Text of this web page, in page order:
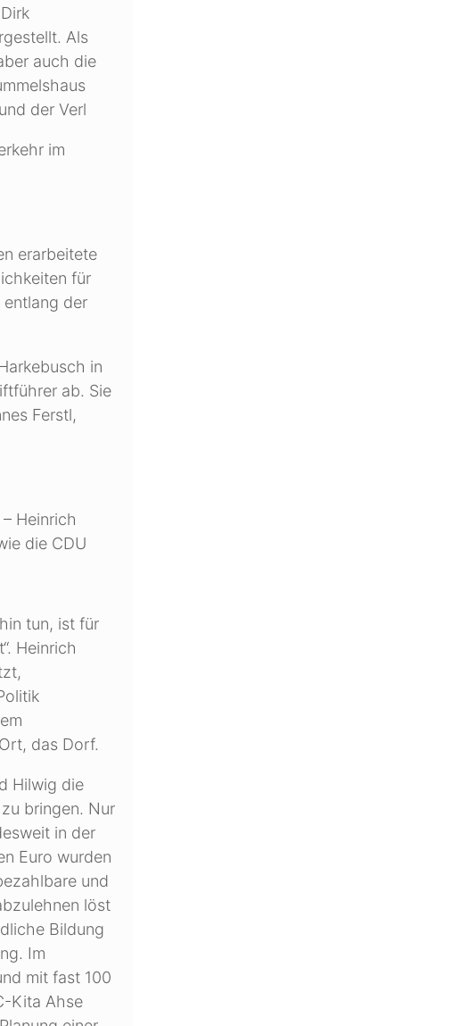
Als
auch die
der Verl
im
erarbeitete
für
entlang der
in
ab. Sie
Ferstl,
Heinrich
die CDU
tun, ist für
Heinrich
das Dorf.
Hilwig die
bringen. Nur
in der
Euro wurden
und
löst
Bildung
Im
mit fast 100
Kita Ahse